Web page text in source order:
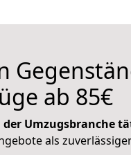
ab 85€
der Umzugsbranche
als